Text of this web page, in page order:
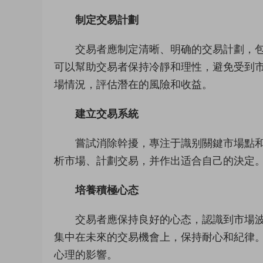
制定交易計劃
交易者應制定清晰、明确的交易計劃，
可以幫助交易者保持冷靜和理性，避免受到
場情況，評估潛在的風險和收益。
建立交易系統
嘗試消除幹擾，專注于識别關鍵市場點
析市場、計劃交易，并作出适合自己的決定
培養積極心态
交易者應保持良好的心态，認識到市場
集中在未來的交易機會上，保持耐心和紀律
心理的影響。